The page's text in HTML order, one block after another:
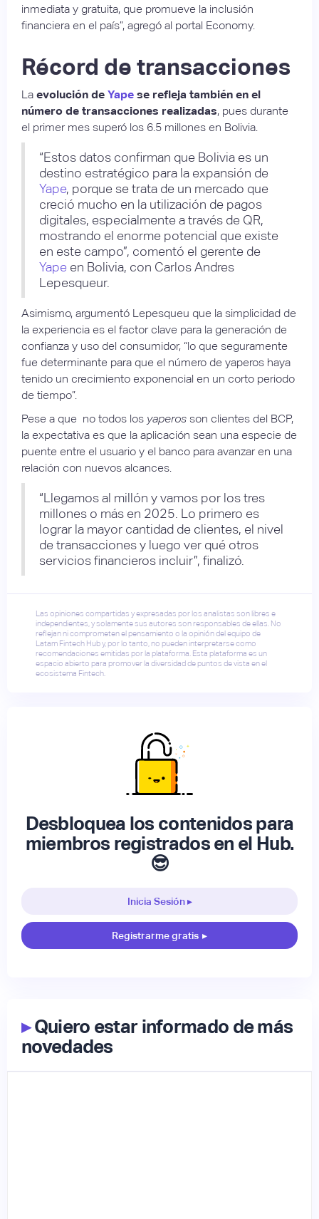
inmediata y gratuita, que promueve la inclusión
financiera en el país”, agregó al portal Economy.
Récord de transacciones
La evolución de Yape se refleja también en el
número de transacciones realizadas, pues durante
el primer mes superó los 6.5 millones en Bolivia.
“Estos datos confirman que Bolivia es un
destino estratégico para la expansión de
Yape, porque se trata de un mercado que
creció mucho en la utilización de pagos
digitales, especialmente a través de QR,
mostrando el enorme potencial que existe
en este campo”, comentó el gerente de
Yape en Bolivia, con Carlos Andres
Lepesqueur.
Asimismo, argumentó Lepesqueu que la simplicidad de
la experiencia es el factor clave para la generación de
confianza y uso del consumidor, “lo que seguramente
fue determinante para que el número de yaperos haya
tenido un crecimiento exponencial en un corto periodo
de tiempo”.
Pese a que no todos los yaperos son clientes del BCP,
la expectativa es que la aplicación sean una especie de
puente entre el usuario y el banco para avanzar en una
relación con nuevos alcances.
“Llegamos al millón y vamos por los tres
millones o más en 2025. Lo primero es
lograr la mayor cantidad de clientes, el nivel
de transacciones y luego ver qué otros
servicios financieros incluir”, finalizó.
Las opiniones compartidas y expresadas por los analistas son libres e
independientes, y solamente sus autores son responsables de ellas. No
reflejan ni comprometen el pensamiento o la opinión del equipo de
Latam Fintech Hub y, por lo tanto, no pueden interpretarse como
recomendaciones emitidas por la plataforma. Esta plataforma es un
espacio abierto para promover la diversidad de puntos de vista en el
ecosistema Fintech.
Desbloquea los contenidos para
miembros registrados en el Hub.
😎
Inicia Sesión ▸
Registrarme gratis ▸
▸Quiero estar informado de más
novedades